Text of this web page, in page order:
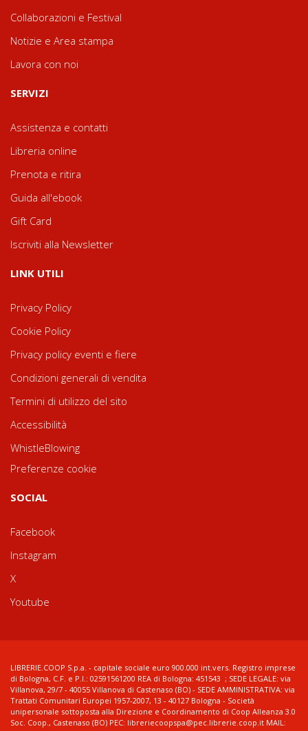
Collaborazioni e Festival
Notizie e Area stampa
Lavora con noi
SERVIZI
Assistenza e contatti
Libreria online
Prenota e ritira
Guida all'ebook
Gift Card
Iscriviti alla Newsletter
LINK UTILI
Privacy Policy
Cookie Policy
Privacy policy eventi e fiere
Condizioni generali di vendita
Termini di utilizzo del sito
Accessibilità
WhistleBlowing
Preferenze cookie
SOCIAL
Facebook
Instagram
X
Youtube
LIBRERIE.COOP S.p.a. - capitale sociale euro 900.000 int.vers. Registro imprese
di Bologna, C.F. e P.I.: 02591561200 REA di Bologna: 451543 ; SEDE LEGALE: via
Villanova, 29/7 - 40055 Villanova di Castenaso (BO) - SEDE AMMINISTRATIVA: via
Trattati Comunitari Europei 1957-2007, 13 - 40127 Bologna - Società
unipersonale sottoposta alla Direzione e Coordinamento di Coop Alleanza 3.0
Soc. Coop., Castenaso (BO) PEC: libreriecoopspa@pec.librerie.coop.it MAIL: